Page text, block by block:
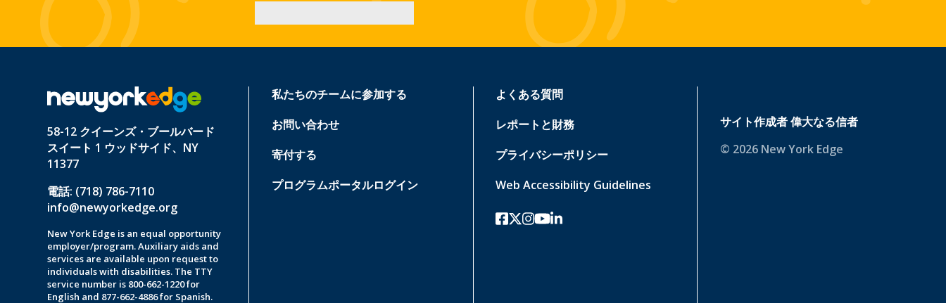
58-12 クイーンズ・ブールバード
スイート 1 ウッドサイド、NY
11377
電話: (718) 786-7110
info@newyorkedge.org
New York Edge is an equal opportunity
employer/program. Auxiliary aids and
services are available upon request to
individuals with disabilities. The TTY
service number is 800-662-1220 for
English and 877-662-4886 for Spanish.
私たちのチームに参加する
お問い合わせ
寄付する
プログラムポータルログイン
よくある質問
レポートと財務
プライバシーポリシー
Web Accessibility Guidelines
フェイスブック
ツイッターx
インスタグラム
ユーチューブ
リンクトイン
サイト作成者偉大なる信者
© 2026 New York Edge